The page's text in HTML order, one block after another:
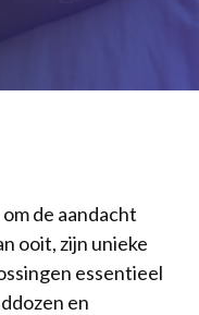
de aandacht
ooit, zijn unieke
essentieel
en